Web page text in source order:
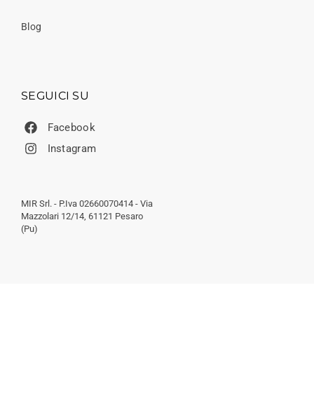
Blog
SEGUICI SU
Facebook
Instagram
MIR Srl. - P.Iva 02660070414 - Via
Mazzolari 12/14, 61121 Pesaro
(Pu)